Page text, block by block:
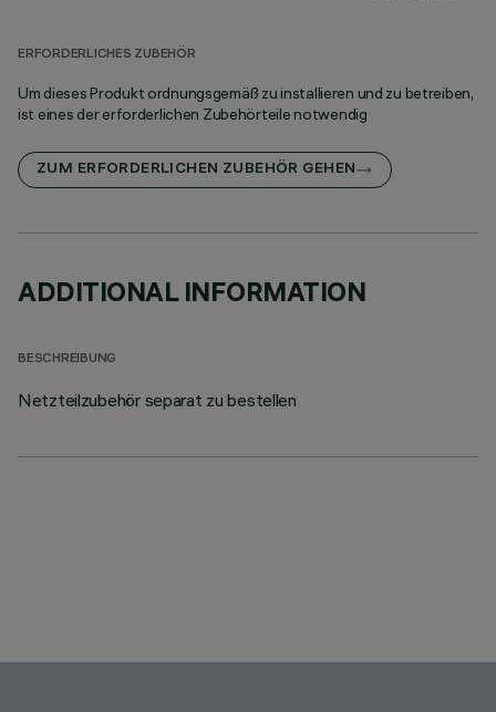
ERFORDERLICHES ZUBEHÖR
Um dieses Produkt ordnungsgemäß zu installieren und zu betreiben,
ist eines der erforderlichen Zubehörteile notwendig
ZUM ERFORDERLICHEN ZUBEHÖR GEHEN
ADDITIONAL INFORMATION
BESCHREIBUNG
Netzteilzubehör separat zu bestellen